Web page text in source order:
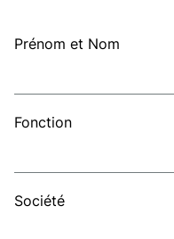
Prénom et Nom
Fonction
Société